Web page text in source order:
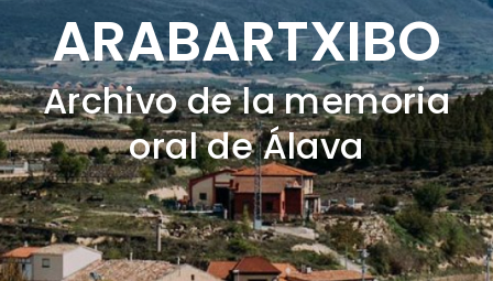
ARABARTXIBO
Archivo de la memoria
oral de Álava